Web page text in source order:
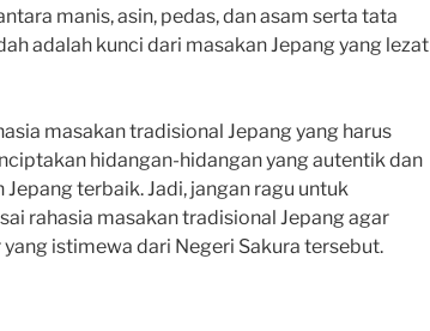
manis, asin, pedas, dan asam serta tata
adalah kunci dari masakan Jepang yang lezat
masakan tradisional Jepang yang harus
hidangan-hidangan yang autentik dan
terbaik. Jadi, jangan ragu untuk
rahasia masakan tradisional Jepang agar
istimewa dari Negeri Sakura tersebut.